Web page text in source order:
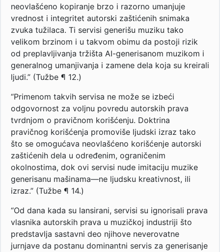
neovlašćeno kopiranje brzo i razorno umanjuje
vrednost i integritet autorski zaštićenih snimaka
zvuka tužilaca. Ti servisi generišu muziku tako
velikom brzinom i u takvom obimu da postoji rizik
od preplavljivanja tržišta AI-generisanom muzikom i
generalnog umanjivanja i zamene dela koja su kreirali
ljudi.” (Tužbe ¶ 12.)
“Primenom takvih servisa ne može se izbeći
odgovornost za voljnu povredu autorskih prava
tvrdnjom o pravičnom korišćenju. Doktrina
pravičnog korišćenja promoviše ljudski izraz tako
što se omogućava neovlašćeno korišćenje autorski
zaštićenih dela u određenim, ograničenim
okolnostima, dok ovi servisi nude imitaciju muzike
generisanu mašinama—ne ljudsku kreativnost, ili
izraz.” (Tužbe ¶ 14.)
“Od dana kada su lansirani, servisi su ignorisali prava
vlasnika autorskih prava u muzičkoj industriji što
predstavlja sastavni deo njihove neverovatne
jurnjave da postanu dominantni servis za generisanje